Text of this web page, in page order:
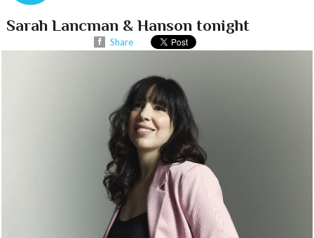
Sarah Lancman & Hanson tonight
Share